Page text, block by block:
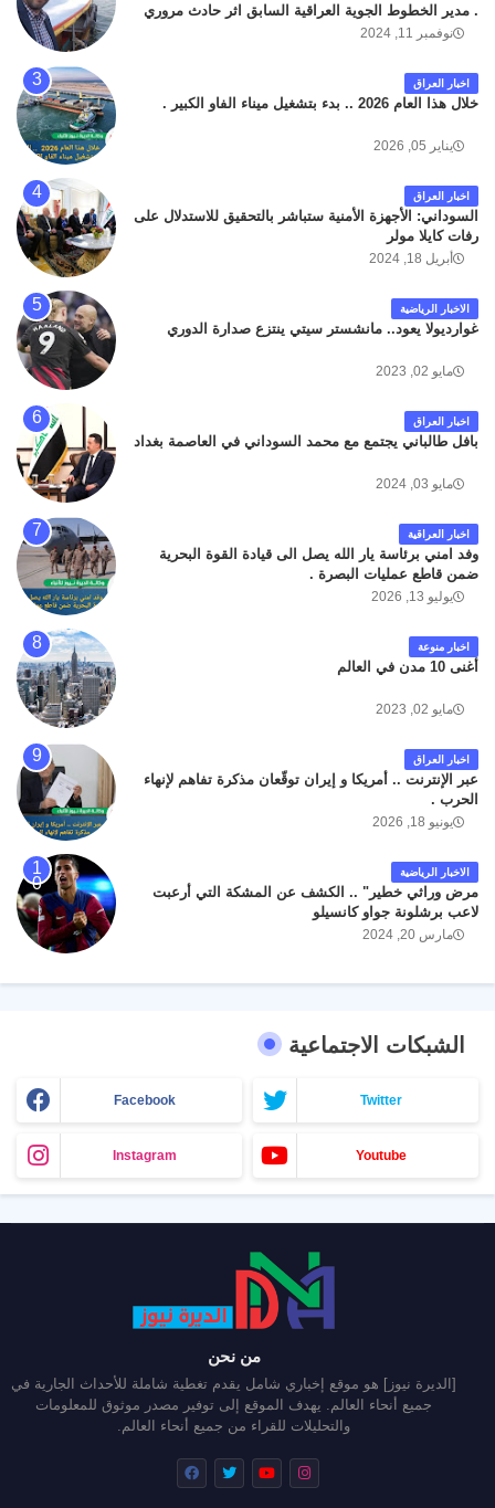
. مدير الخطوط الجوية العراقية السابق اثر حادث مروري
داخل مطار البصرة الدولي اليوم الاثنين على الطريق
كان سبب الحادث يعود لتصادم عجلته مع عجلة نوع كيا بنكو
تابعة لشركة الهلال الماسكة لإعمار مطار البصرة الدولي .
سائلين الله عز وجل ان يتغمد الفقيد بواسع رحمته ، و انا
نوفمبر 11, 2024
اخبار العراق
خلال هذا العام 2026 .. بدء بتشغيل ميناء الفاو الكبير .
يناير 05, 2026
اخبار العراق
السوداني: الأجهزة الأمنية ستباشر بالتحقيق للاستدلال على
رفات كايلا مولر
أبريل 18, 2024
الاخبار الرياضية
غوارديولا يعود.. مانشستر سيتي ينتزع صدارة الدوري
مايو 02, 2023
اخبار العراق
بافل طالباني يجتمع مع محمد السوداني في العاصمة بغداد
مايو 03, 2024
اخبار العراقية
وفد امني برئاسة يار الله يصل الى قيادة القوة البحرية
ضمن قاطع عمليات البصرة .
يوليو 13, 2026
اخبار منوعة
أغنى 10 مدن في العالم
مايو 02, 2023
اخبار العراق
عبر الإنترنت .. أمريكا و إيران توقّعان مذكرة تفاهم لإنهاء
الحرب .
يونيو 18, 2026
الاخبار الرياضية
مرض وراثي خطير" .. الكشف عن المشكة التي أرعبت
لاعب برشلونة جواو كانسيلو
مارس 20, 2024
الشبكات الاجتماعية
Facebook Twitter
Instagram Youtube
من نحن
[الديرة نيوز] هو موقع إخباري شامل يقدم تغطية شاملة للأحداث الجارية في
جميع أنحاء العالم. يهدف الموقع إلى توفير مصدر موثوق للمعلومات
والتحليلات للقراء من جميع أنحاء العالم.